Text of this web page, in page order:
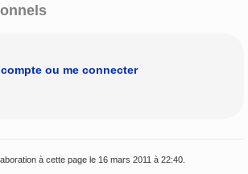
ou me connecter
à cette page le 16 mars 2011 à 22:40.